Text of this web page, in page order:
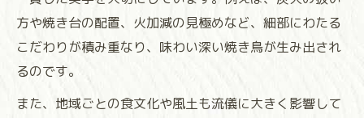
方や焼き台の配置、火加減の見極めなど、細部にわたる
こだわりが積み重なり、味わい深い焼き鳥が生み出され
るのです。
また、地域ごとの食文化や風土も流儀に大きく影響して